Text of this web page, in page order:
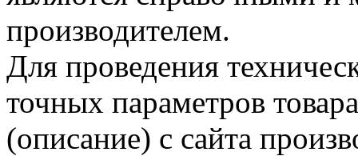
производителем.
Для проведения
точных параметров
(описание) с сайта